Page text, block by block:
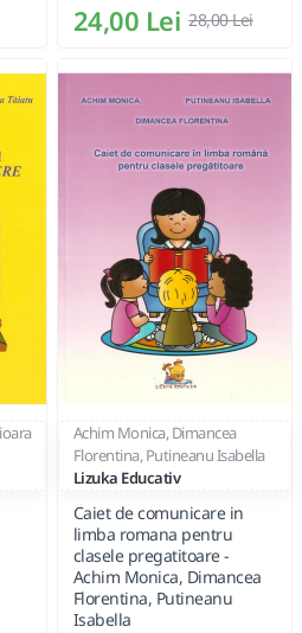
24,00 Lei 28,00 Lei
Achim Monica, Dimancea
Florentina, Putineanu Isabella
Lizuka Educativ
Caiet de comunicare in
limba romana pentru
clasele pregatitoare -
Achim Monica, Dimancea
Florentina, Putineanu
Isabella